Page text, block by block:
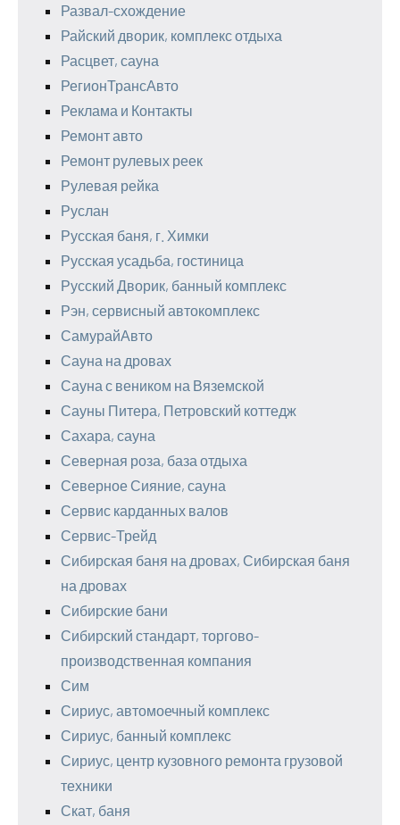
Развал-схождение
Райский дворик, комплекс отдыха
Расцвет, сауна
РегионТрансАвто
Реклама и Контакты
Ремонт авто
Ремонт рулевых реек
Рулевая рейка
Руслан
Русская баня, г. Химки
Русская усадьба, гостиница
Русский Дворик, банный комплекс
Рэн, сервисный автокомплекс
СамурайАвто
Сауна на дровах
Сауна с веником на Вяземской
Сауны Питера, Петровский коттедж
Сахара, сауна
Северная роза, база отдыха
Северное Сияние, сауна
Сервис карданных валов
Сервис-Трейд
Сибирская баня на дровах, Сибирская баня
на дровах
Сибирские бани
Сибирский стандарт, торгово-
производственная компания
Сим
Сириус, автомоечный комплекс
Сириус, банный комплекс
Сириус, центр кузовного ремонта грузовой
техники
Скат, баня